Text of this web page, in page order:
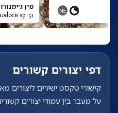
NE מין
sp. 51
דפי יצורים קשורים
קישורי טקסט ישירים ליצורים
על מעבר בין עמודי יצורים